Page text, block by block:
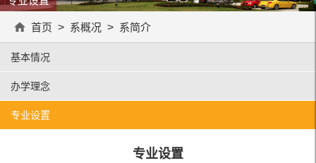
首页 > 系概况 > 系简介
基本情况
办学理念
专业设置
专业设置